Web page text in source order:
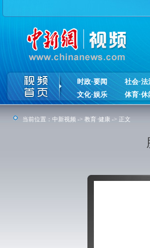
时政·要闻 社会·法
文化·娱乐
体育·休
当前位置： 中新视频 -> 教育·健康 -> 正文